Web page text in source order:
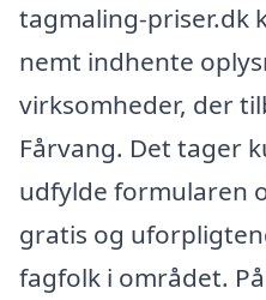
tagmaling-priser.dk
nemt indhente
virksomheder, der
Fårvang. Det tager
udfylde formularen
gratis og
fagfolk i området.